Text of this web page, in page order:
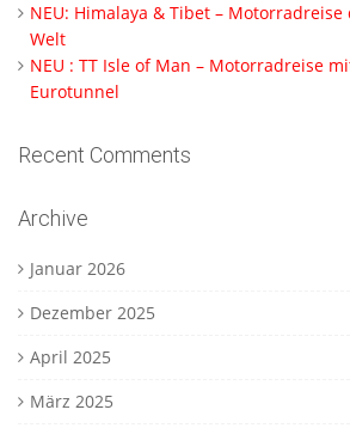
NEU: Himalaya & Tibet –
Welt
NEU : TT Isle of Man – Motorradreise
Eurotunnel
Recent Comments
Archive
Januar 2026
Dezember 2025
April 2025
März 2025